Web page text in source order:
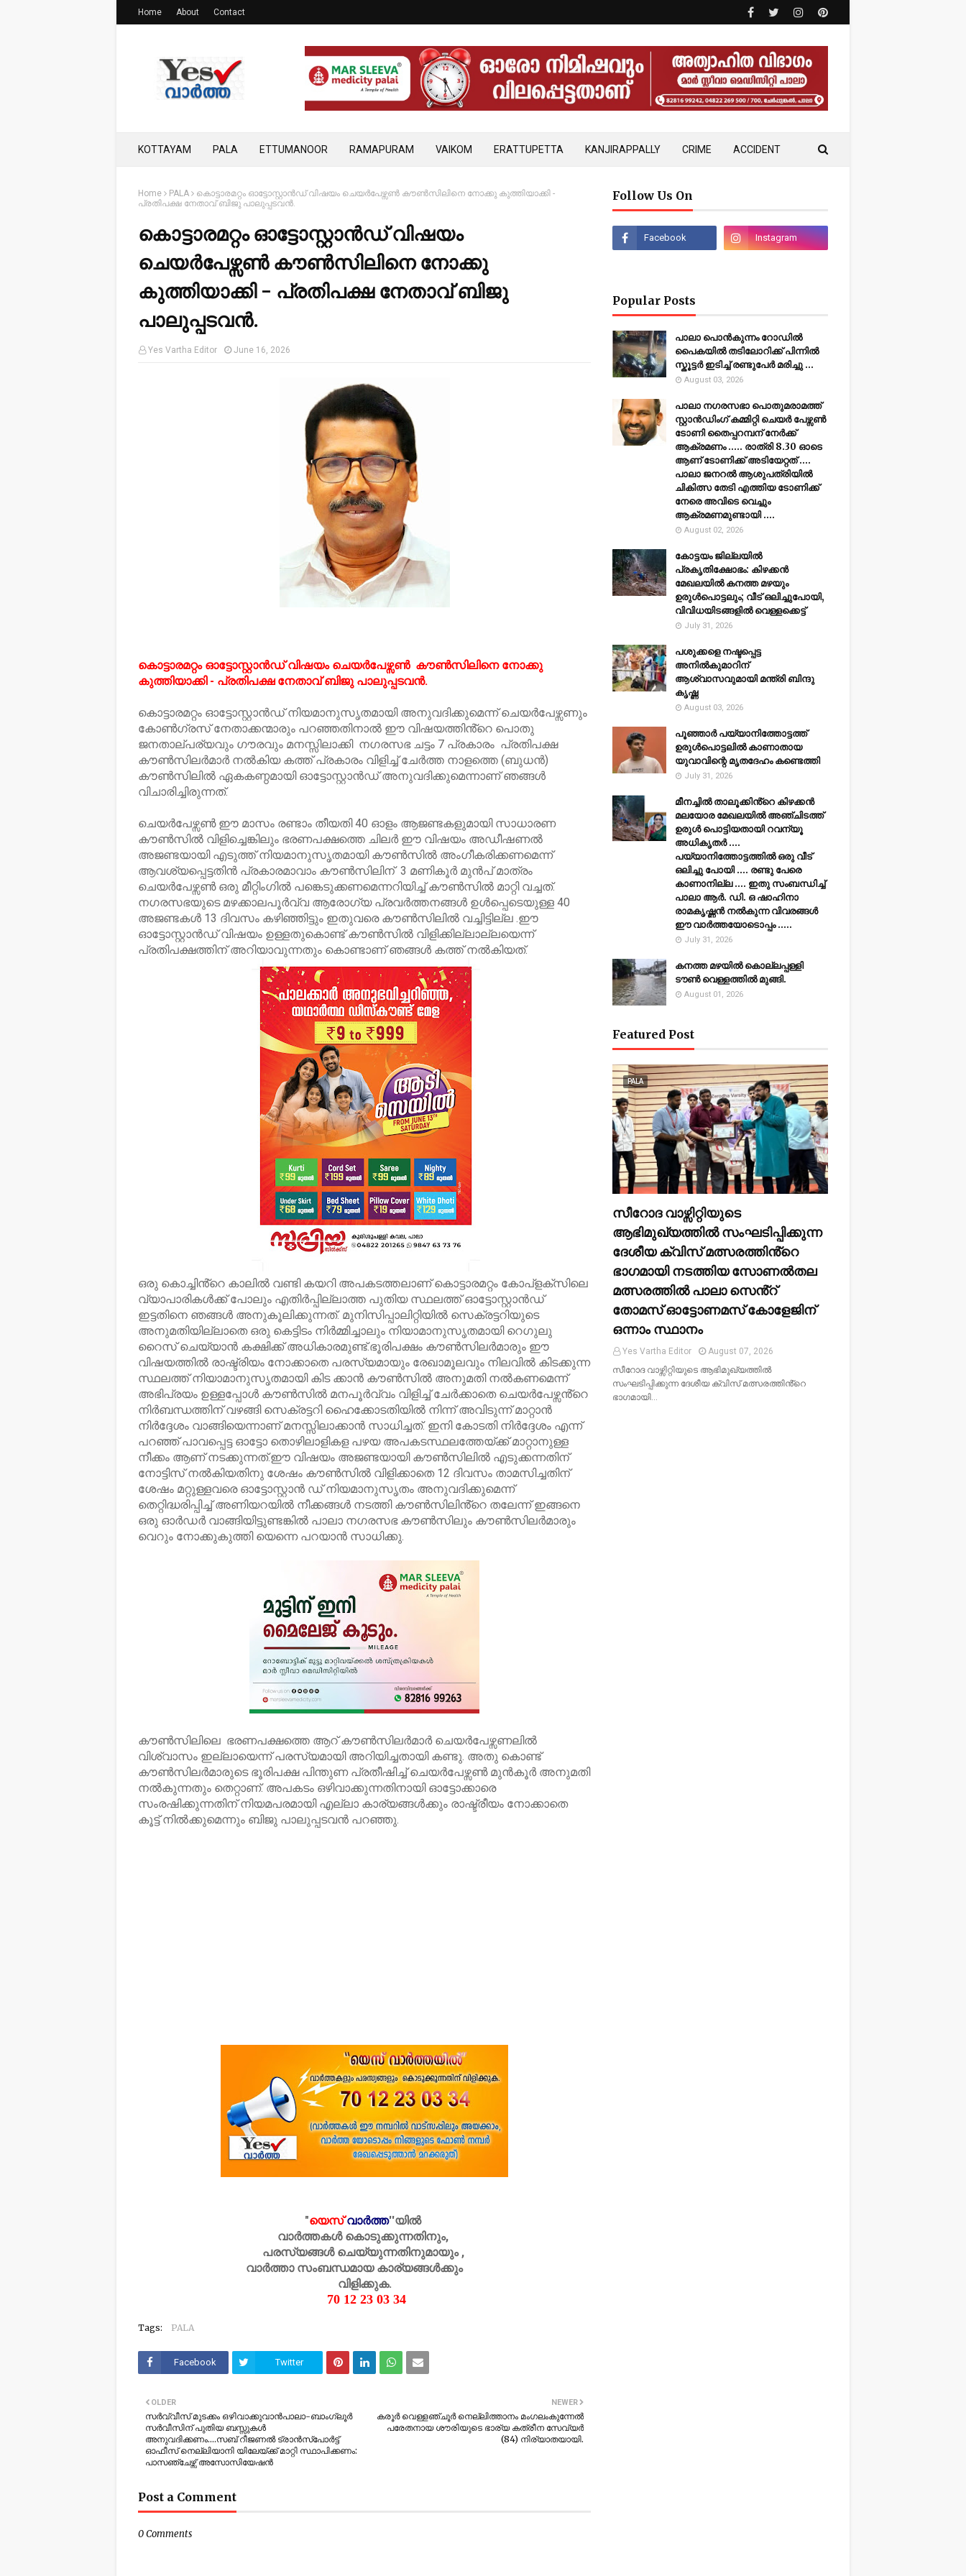
Home About Contact
KOTTAYAM PALA ETTUMANOOR RAMAPURAM VAIKOM ERATTUPETTA KANJIRAPPALLY CRIME ACCIDENT
Home PALA
കൊട്ടാരമറ്റം ഓട്ടോസ്റ്റാൻഡ് വിഷയം ചെയർപേഴ്സൺ കൗൺസിലിനെ നോക്കു കുത്തിയാക്കി -
പ്രതിപക്ഷ നേതാവ് ബിജു പാലുപ്പടവൻ.
കൊട്ടാരമറ്റം ഓട്ടോസ്റ്റാൻഡ് വിഷയം
ചെയർപേഴ്സൺ കൗൺസിലിനെ നോക്കു
കുത്തിയാക്കി - പ്രതിപക്ഷ നേതാവ് ബിജു
പാലുപ്പടവൻ.
Yes Vartha Editor June 16, 2026
കൊട്ടാരമറ്റം ഓട്ടോസ്റ്റാൻഡ് വിഷയം ചെയർപേഴ്സൺ കൗൺസിലിനെ നോക്കു
കുത്തിയാക്കി - പ്രതിപക്ഷ നേതാവ് ബിജു പാലുപ്പടവൻ.
കൊട്ടാരമറ്റം ഓട്ടോസ്റ്റാൻഡ് നിയമാനുസൃതമായി അനുവദിക്കുമെന്ന് ചെയർപേഴ്സണും
കോൺഗ്രസ് നേതാക്കന്മാരും പറഞ്ഞതിനാൽ ഈ വിഷയത്തിൻ്റെ പൊതു
ജനതാല്പര്യവും ഗൗരവും മനസ്സിലാക്കി നഗരസഭ ചട്ടം 7 പ്രകാരം പ്രതിപക്ഷ
കൗൺസിലർമാർ നൽകിയ കത്ത് പ്രകാരം വിളിച്ച് ചേർത്ത നാളത്തെ (ബുധൻ)
കൗൺസിലിൽ ഏകകണ്ഠമായി ഓട്ടോസ്റ്റാൻഡ് അനുവദിക്കുമെന്നാണ് ഞങ്ങൾ
വിചാരിച്ചിരുന്നത്.
ചെയർപേഴ്സൺ ഈ മാസം രണ്ടാം തീയതി 40 ഓളം ആജണ്ടകളുമായി സാധാരണ
കൗൺസിൽ വിളിച്ചെങ്കിലും ഭരണപക്ഷത്തെ ചിലർ ഈ വിഷയം അഡീഷണൽ
അജണ്ടയായി എടുത്ത് നിയമാനുസൃതമായി കൗൺസിൽ അംഗീകരിക്കണമെന്ന്
ആവശ്യപ്പെട്ടതിൻ പ്രകാരമാവാം കൗൺസിലിന് 3 മണികൂർ മുൻപ് മാത്രം
ചെയർപേഴ്സൺ ഒരു മീറ്റിംഗിൽ പങ്കെടുക്കണമെന്നറിയിച്ച് കൗൺസിൽ മാറ്റി വച്ചത്.
നഗരസഭയുടെ മഴക്കാലപൂർവ്വ ആരോഗ്യ പ്രവർത്തനങ്ങൾ ഉൾപ്പെടെയുള്ള 40
അജണ്ടകൾ 13 ദിവസം കഴിഞ്ഞിട്ടും ഇതുവരെ കൗൺസിലിൽ വച്ചിട്ടില്ല .ഈ
ഓട്ടോസ്റ്റാൻഡ് വിഷയം ഉള്ളതുകൊണ്ട് കൗൺസിൽ വിളിക്കില്ലാല്ലയെന്ന്
പ്രതിപക്ഷത്തിന് അറിയാവുന്നതും കൊണ്ടാണ് ഞങ്ങൾ കത്ത് നൽകിയത്.
ഒരു കൊച്ചിൻ്റെ കാലിൽ വണ്ടി കയറി അപകടത്തലാണ് കൊട്ടാരമറ്റം കോപ്ളക്സിലെ
വ്യാപാരികൾക്ക് പോലും എതിർപ്പില്ലാത്ത പുതിയ സ്ഥലത്ത് ഓട്ടോസ്റ്റാൻഡ്
ഇട്ടതിനെ ഞങ്ങൾ അനുകൂലിക്കുന്നത്. മുനിസിപ്പാലിറ്റിയിൽ സെക്രട്ടറിയുടെ
അനുമതിയില്ലാതെ ഒരു കെട്ടിടം നിർമ്മിച്ചാലും നിയാമാനുസൃതമായി റെഗുലു
റൈസ് ചെയ്യാൻ കക്ഷിക്ക് അധികാരമുണ്ട്.ഭൂരിപക്ഷം കൗൺസിലർമാരും ഈ
വിഷയത്തിൽ രാഷ്ട്രിയം നോക്കാതെ പരസ്യമായും രേഖാമൂലവും നിലവിൽ കിടക്കുന്ന
സ്ഥലത്ത് നിയാമാനുസൃതമായി കിട ക്കാൻ കൗൺസിൽ അനുമതി നൽകണമെന്ന്
അഭിപ്രയം ഉള്ളപ്പോൾ കൗൺസിൽ മനപൂർവ്വം വിളിച്ച് ചേർക്കാതെ ചെയർപേഴ്സൻ്റെ
നിർബന്ധത്തിന് വഴങ്ങി സെക്രട്ടറി ഹൈക്കോടതിയിൽ നിന്ന് അവിടുന്ന് മാറ്റാൻ
നിർദ്ദേശം വാങ്ങിയെന്നാണ് മനസ്സിലാക്കാൻ സാധിച്ചത്. ഇനി കോടതി നിർദ്ദേശം എന്ന്
പറഞ്ഞ് പാവപ്പെട്ട ഓട്ടോ തൊഴിലാളികള പഴയ അപകടസ്ഥലത്തേയ്ക്ക് മാറ്റാനുള്ള
നീക്കം ആണ് നടക്കുന്നത്.ഈ വിഷയം അജണ്ടയായി കൗൺസിലിൽ എടുക്കന്നതിന്
നോട്ടിസ് നൽകിയതിനു ശേഷം കൗൺസിൽ വിളിക്കാതെ 12 ദിവസം താമസിച്ചതിന്
ശേഷം മറ്റുള്ളവരെ ഓട്ടോസ്റ്റാൻ ഡ് നിയമാനുസൃതം അനുവദിക്കുമെന്ന്
തെറ്റിദ്ധരിപ്പിച്ച് അണിയറയിൽ നീക്കങ്ങൾ നടത്തി കൗൺസിലിൻ്റെ തലേന്ന് ഇങ്ങനെ
ഒരു ഓർഡർ വാങ്ങിയിട്ടുണ്ടങ്കിൽ പാലാ നഗരസഭ കൗൺസിലും കൗൺസിലർമാരും
വെറും നോക്കുകുത്തി യെന്നെ പറയാൻ സാധിക്കു.
കൗൺസിലിലെ ഭരണപക്ഷത്തെ ആറ് കൗൺസിലർമാർ ചെയർപേഴ്സണലിൽ
വിശ്വാസം ഇല്ലായെന്ന് പരസ്യമായി അറിയിച്ചതായി കണ്ടു. അതു കൊണ്ട്
കൗൺസിലർമാരുടെ ഭൂരിപക്ഷ പിന്തുണ പ്രതീഷിച്ച് ചെയർപേഴ്സൺ മുൻകൂർ അനുമതി
നൽകുന്നതും തെറ്റാണ്. അപകടം ഒഴിവാക്കുന്നതിനായി ഓട്ടോക്കാരെ
സംരഷിക്കുന്നതിന് നിയമപരമായി എല്ലാ കാര്യങ്ങൾക്കും രാഷ്ട്രീയം നോക്കാതെ
കൂട്ട് നിൽക്കുമെന്നും ബിജു പാലുപ്പടവൻ പറഞ്ഞു.
"യെസ് വാർത്ത''യിൽ
വാർത്തകൾ കൊടുക്കുന്നതിനും,
പരസ്യങ്ങൾ ചെയ്യുന്നതിനുമായും ,
വാർത്താ സംബന്ധമായ കാര്യങ്ങൾക്കും
വിളിക്കുക.
70 12 23 03 34
Tags: PALA
Facebook Twitter
NEWER
കരൂര്‍ വെള്ളഞ്ചൂര്‍ നെല്ലിത്താനം മംഗലംകുന്നേല്‍
പരേതനായ ശൗരിയുടെ ഭാര്യ കത്രീന സേവ്യര്‍
(84) നിര്യാതയായി.
OLDER
സർവ്വീസ് മുടക്കം ഒഴിവാക്കുവാൻപാലാ-ബാംഗ്ലൂർ
സർവീസിന് പുതിയ ബസ്സുകൾ
അനുവദിക്കണം....സബ് റീജണൽ ട്രാൻസ്പോർട്ട്
ഓഫീസ് നെല്ലിയാനി യിലേയ്ക്ക് മാറ്റി സ്ഥാപിക്കണം:
പാസഞ്ചേഴ്സ് അസോസിയേഷൻ
Post a Comment
0 Comments
Follow Us On
Popular Posts
പാലാ പൊൻകുന്നം റോഡിൽ
പൈകയിൽ തടിലോറിക്ക് പിന്നിൽ
സ്കൂട്ടർ ഇടിച്ച് രണ്ടുപേർ മരിച്ചു ...
August 03, 2026
പാലാ നഗരസഭാ പൊതുമരാമത്ത്
സ്റ്റാൻഡിംഗ് കമ്മിറ്റി ചെയർ പേഴ്സൺ
ടോണി തൈപ്പറമ്പന് നേർക്ക്
ആക്രമണം ..... രാത്രി 8.30 ഓടെ
ആണ് ടോണിക്ക് അടിയേറ്റത് ....
പാലാ ജനറൽ ആശുപത്രിയിൽ
ചികിത്സ തേടി എത്തിയ ടോണിക്ക്
നേരെ അവിടെ വെച്ചും
ആക്രമണമുണ്ടായി ....
August 02, 2026
കോട്ടയം ജില്ലയില്‍
പ്രകൃതിക്ഷോഭം: കിഴക്കന്‍
മേഖലയില്‍ കനത്ത മഴയും
ഉരുള്‍പൊട്ടലും; വീട് ഒലിച്ചുപോയി,
വിവിധയിടങ്ങളില്‍ വെള്ളക്കെട്ട്
July 31, 2026
പശുക്കളെ നഷ്ടപ്പെട്ട
അനിൽകുമാറിന്
ആശ്വാസവുമായി മന്ത്രി ബിന്ദു
കൃഷ്ണ
August 03, 2026
പൂഞ്ഞാര്‍ പയ്യാനിത്തോട്ടത്ത്
ഉരുള്‍പൊട്ടലില്‍ കാണാതായ
യുവാവിന്റെ മൃതദേഹം കണ്ടെത്തി
July 31, 2026
മീനച്ചിൽ താലൂക്കിൻ്റെ കിഴക്കൻ
മലയോര മേഖലയിൽ അഞ്ചിടത്ത്
ഉരുൾ പൊട്ടിയതായി റവന്യൂ
അധികൃതർ ....
പയ്യാനിത്തോട്ടത്തിൽ ഒരു വീട്
ഒലിച്ചു പോയി .... രണ്ടു പേരെ
കാണാനില്ല .... ഇതു സംബന്ധിച്ച്
പാലാ ആർ. ഡി. ഒ ഷാഹിനാ
രാമകൃഷ്ണൻ നൽകുന്ന വിവരങ്ങൾ
ഈ വാർത്തയോടൊപ്പം .....
July 31, 2026
കനത്ത മഴയില്‍ കൊല്ലപ്പള്ളി
ടൗണ്‍ വെള്ളത്തില്‍ മുങ്ങി.
August 01, 2026
Featured Post
PALA
സീറോദ വാഴ്സിറ്റിയുടെ
ആഭിമുഖ്യത്തിൽ സംഘടിപ്പിക്കുന്ന
ദേശീയ ക്വിസ് മത്സരത്തിൻ്റെ
ഭാഗമായി നടത്തിയ സോണൽതല
മത്സരത്തിൽ പാലാ സെൻ്റ്
തോമസ് ഓട്ടോണമസ് കോളേജിന്
ഒന്നാം സ്ഥാനം
Yes Vartha Editor
August 07, 2026
സീറോദ വാഴ്സിറ്റിയുടെ ആഭിമുഖ്യത്തിൽ
സംഘടിപ്പിക്കുന്ന ദേശീയ ക്വിസ് മത്സരത്തിൻ്റെ
ഭാഗമായി…